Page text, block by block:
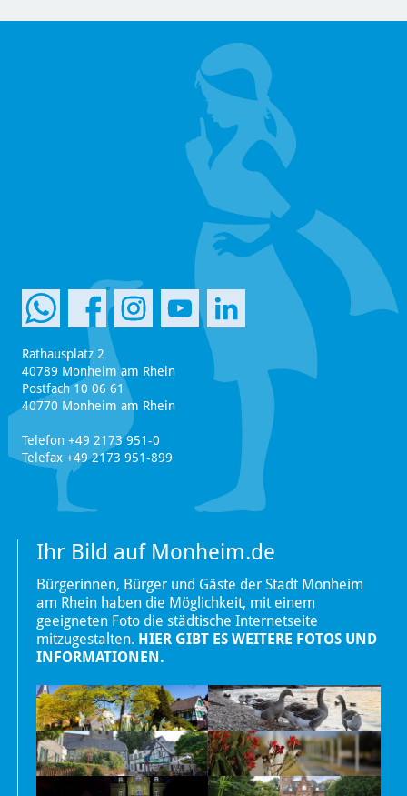
Rathausplatz 2
40789 Monheim am Rhein
Postfach 10 06 61
40770 Monheim am Rhein
Telefon +49 2173 951-0
Telefax +49 2173 951-899
Ihr Bild auf Monheim.de
Bürgerinnen, Bürger und Gäste der Stadt Monheim
am Rhein haben die Möglichkeit, mit einem
geeigneten Foto die städtische Internetseite
mitzugestalten. HIER GIBT ES WEITERE FOTOS UND
INFORMATIONEN.